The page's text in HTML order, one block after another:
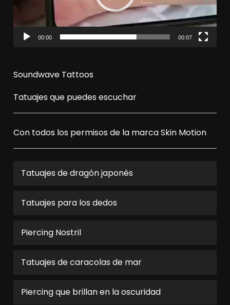
00:00 00:07
Soundwave Tattoos
Tatuajes que puedes escuchar
Con todos los permisos de la marcaSkin Motion
Tatuajes de dragón japonés
Tatuajes para los dedos
Piercing Nostril
Tatuajes de caracolas de mar
Piercing que brillan en la oscuridad